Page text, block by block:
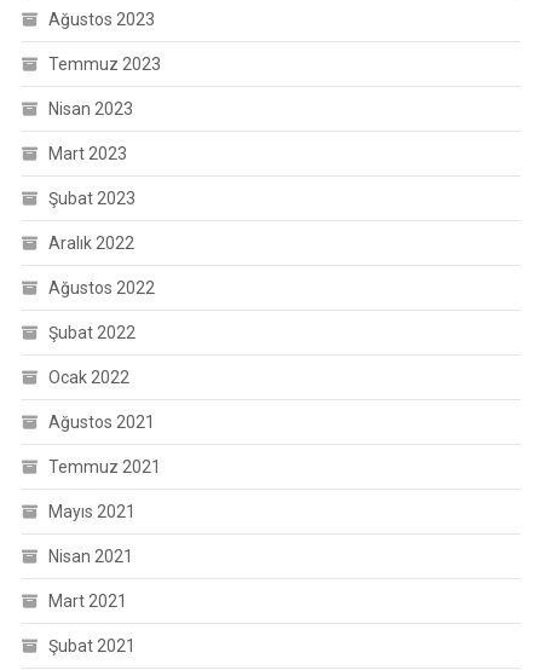
Ağustos 2023
Temmuz 2023
Nisan 2023
Mart 2023
Şubat 2023
Aralık 2022
Ağustos 2022
Şubat 2022
Ocak 2022
Ağustos 2021
Temmuz 2021
Mayıs 2021
Nisan 2021
Mart 2021
Şubat 2021